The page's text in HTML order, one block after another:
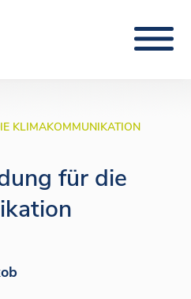
KLIMAKOMMUNIKATION
für die